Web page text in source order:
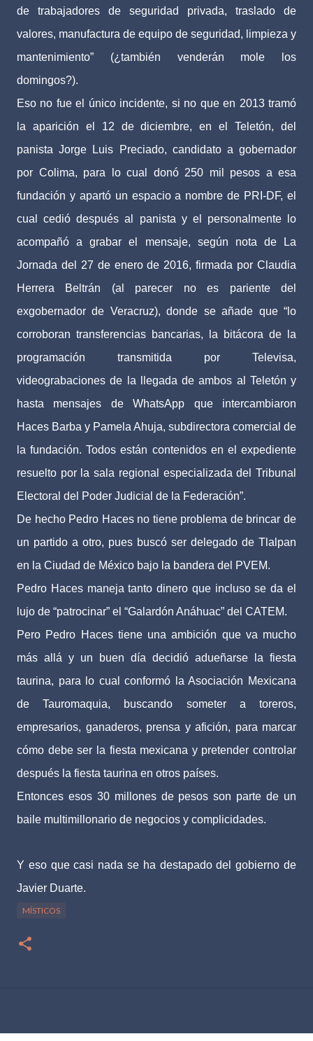
de trabajadores de seguridad privada, traslado de
valores, manufactura de equipo de seguridad, limpieza y
mantenimiento” (¿también venderán mole los
domingos?).
Eso no fue el único incidente, si no que en 2013 tramó
la aparición el 12 de diciembre, en el Teletón, del
panista Jorge Luis Preciado, candidato a gobernador
por Colima, para lo cual donó 250 mil pesos a esa
fundación y apartó un espacio a nombre de PRI-DF, el
cual cedió después al panista y el personalmente lo
acompañó a grabar el mensaje, según nota de La
Jornada del 27 de enero de 2016, firmada por Claudia
Herrera Beltrán (al parecer no es pariente del
exgobernador de Veracruz), donde se añade que “lo
corroboran transferencias bancarias, la bitácora de la
programación transmitida por Televisa,
videograbaciones de la llegada de ambos al Teletón y
hasta mensajes de WhatsApp que intercambiaron
Haces Barba y Pamela Ahuja, subdirectora comercial de
la fundación. Todos están contenidos en el expediente
resuelto por la sala regional especializada del Tribunal
Electoral del Poder Judicial de la Federación”.
De hecho Pedro Haces no tiene problema de brincar de
un partido a otro, pues buscó ser delegado de Tlalpan
en la Ciudad de México bajo la bandera del PVEM.
Pedro Haces maneja tanto dinero que incluso se da el
lujo de “patrocinar” el “Galardón Anáhuac” del CATEM.
Pero Pedro Haces tiene una ambición que va mucho
más allá y un buen día decidió adueñarse la fiesta
taurina, para lo cual conformó la Asociación Mexicana
de Tauromaquia, buscando someter a toreros,
empresarios, ganaderos, prensa y afición, para marcar
cómo debe ser la fiesta mexicana y pretender controlar
después la fiesta taurina en otros países.
Entonces esos 30 millones de pesos son parte de un
baile multimillonario de negocios y complicidades.
Y eso que casi nada se ha destapado del gobierno de
Javier Duarte.
MÍSTICOS